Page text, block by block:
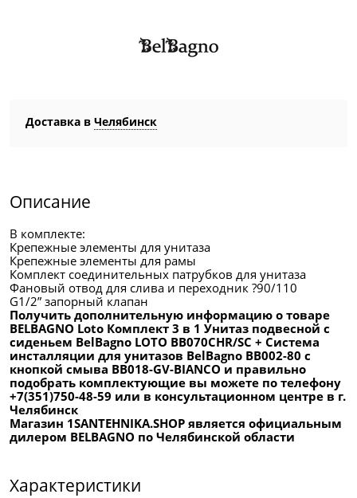
Доставка в Челябинск
Описание
В комплекте:
Крепежные элементы для унитаза
Крепежные элементы для рамы
Комплект соединительных патрубков для унитаза
Фановый отвод для слива и переходник ?90/110
G1/2” запорный клапан
Получить дополнительную информацию о товаре
BELBAGNO Loto Комплект 3 в 1 Унитаз подвесной с
сиденьем BelBagno LOTO BB070CHR/SC + Система
инсталляции для унитазов BelBagno BB002-80 с
кнопкой смыва BB018-GV-BIANCO и правильно
подобрать комплектующие вы можете по телефону
+7(351)750-48-59 или в консультационном центре в г.
Челябинск
Магазин 1SANTEHNIKA.SHOP является официальным
дилером BELBAGNO по Челябинской области
Характеристики